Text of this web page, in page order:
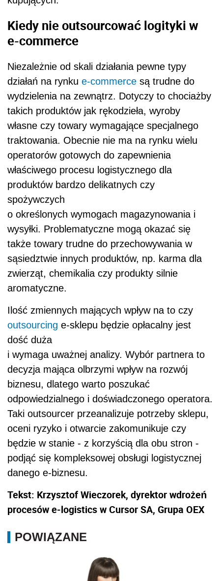
Kiedy nie outsourcować logityki w
e-commerce
Niezależnie od skali działania pewne typy
działań na rynku e-commerce są trudne do
wydzielenia na zewnątrz. Dotyczy to chociażby
takich produktów jak rękodzieła, wyroby
własne czy towary wymagające specjalnego
traktowania. Obecnie nie ma na rynku wielu
operatorów gotowych do zapewnienia
właściwego procesu logistycznego dla
produktów bardzo delikatnych czy
spożywczych
o określonych wymogach magazynowania i
wysyłki. Problematyczne mogą okazać się
także towary trudne do przechowywania w
sąsiedztwie innych produktów, np. karma dla
zwierząt, chemikalia czy produkty silnie
aromatyczne.
Ilość zmiennych mających wpływ na to czy
outsourcing e-sklepu będzie opłacalny jest
dość duża
i wymaga uważnej analizy. Wybór partnera to
decyzja mająca olbrzymi wpływ na rozwój
biznesu, dlatego warto poszukać
odpowiedzialnego i doświadczonego operatora.
Taki outsourcer przeanalizuje potrzeby sklepu,
oceni ryzyko i otwarcie zakomunikuje czy
będzie w stanie - z korzyścią dla obu stron -
podjąć się kompleksowej obsługi logistycznej
danego e-biznesu.
Tekst: Krzysztof Wieczorek, dyrektor wdrożeń
procesów e-logistics w Cursor SA, Grupa OEX
POWIĄZANE